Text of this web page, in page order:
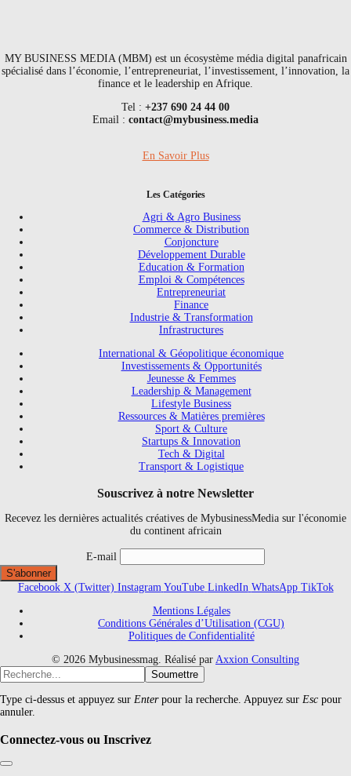
MY BUSINESS MEDIA (MBM) est un écosystème média digital panafricain
spécialisé dans l’économie, l’entrepreneuriat, l’investissement, l’innovation, la
finance et le leadership en Afrique.
Tel : +237 690 24 44 00
Email : contact@mybusiness.media
En Savoir Plus
Les Catégories
Agri & Agro Business
Commerce & Distribution
Conjoncture
Développement Durable
Education & Formation
Emploi & Compétences
Entrepreneuriat
Finance
Industrie & Transformation
Infrastructures
International & Géopolitique économique
Investissements & Opportunités
Jeunesse & Femmes
Leadership & Management
Lifestyle Business
Ressources & Matières premières
Sport & Culture
Startups & Innovation
Tech & Digital
Transport & Logistique
Souscrivez à notre Newsletter
Recevez les dernières actualités créatives de MybusinessMedia sur l'économie
du continent africain
E-mail
Facebook X (Twitter) Instagram YouTube LinkedIn WhatsApp TikTok
Mentions Légales
Conditions Générales d’Utilisation (CGU)
Politiques de Confidentialité
© 2026 Mybusinessmag. Réalisé par Axxion Consulting
Soumettre
Type ci-dessus et appuyez sur Enterpour la recherche. Appuyez sur Esc pour
annuler.
Connectez-vous ou Inscrivez